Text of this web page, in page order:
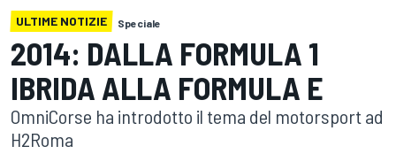
ULTIME NOTIZIE Speciale
2014: DALLA FORMULA 1
IBRIDA ALLA FORMULA E
OmniCorse ha introdotto il tema del motorsport ad
H2Roma